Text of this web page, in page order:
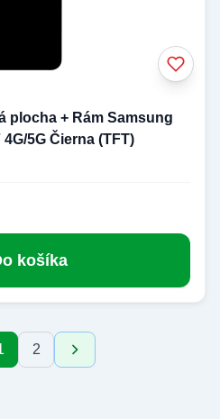
plocha + Rám Samsung
5G Čierna (TFT)
košíka
2